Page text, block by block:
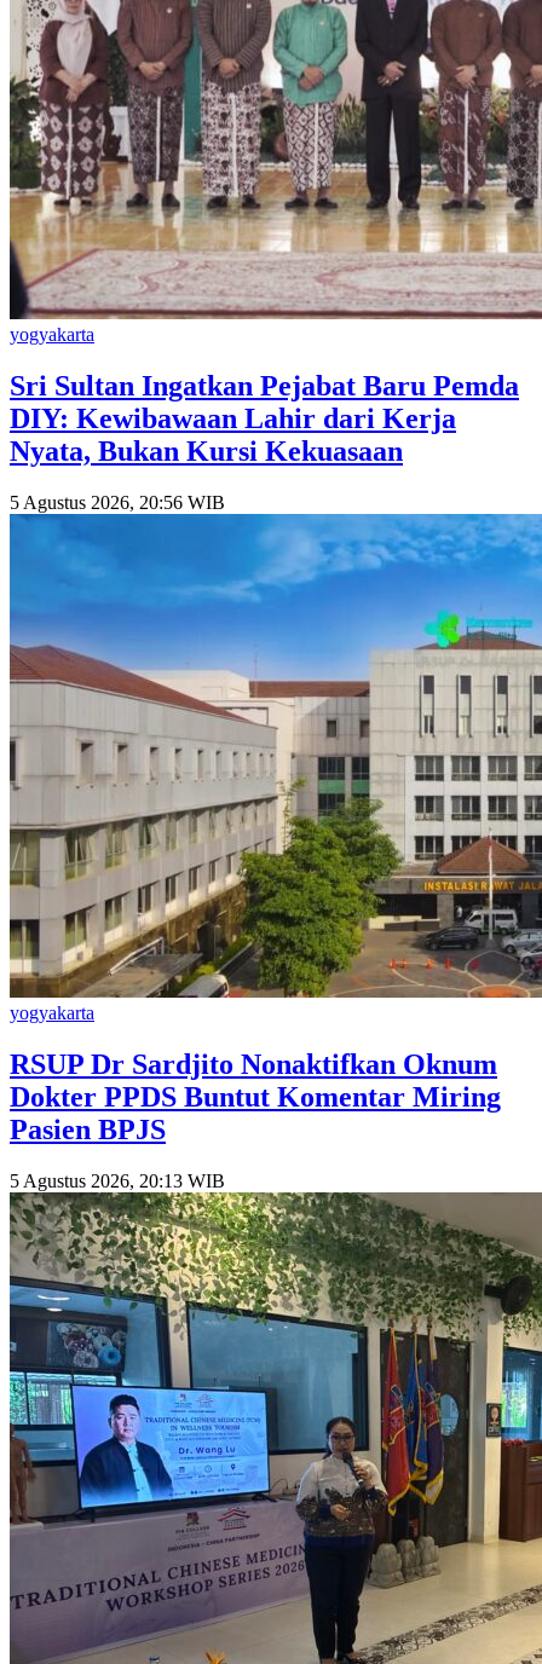
yogyakarta
Sri Sultan Ingatkan Pejabat Baru Pemda
DIY: Kewibawaan Lahir dari Kerja
Nyata, Bukan Kursi Kekuasaan
5 Agustus 2026, 20:56 WIB
yogyakarta
RSUP Dr Sardjito Nonaktifkan Oknum
Dokter PPDS Buntut Komentar Miring
Pasien BPJS
5 Agustus 2026, 20:13 WIB